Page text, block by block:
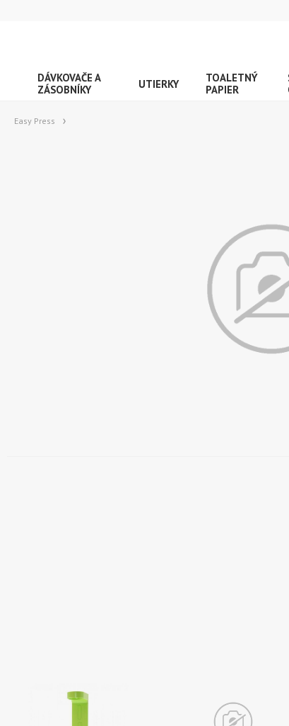
DÁVKOVAČE A
ZÁSOBNÍKY
UTIERKY
TOALETNÝ
PAPIER
Easy Press